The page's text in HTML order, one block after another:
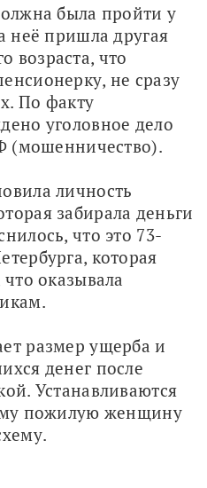
была пройти у
неё пришла другая
возраста, что
не сразу
По факту
уголовное дело
(мошенничество).
личность
забирала деньги
что это 73-
которая
оказывала
размер ущерба и
денег после
Устанавливаются
пожилую женщину